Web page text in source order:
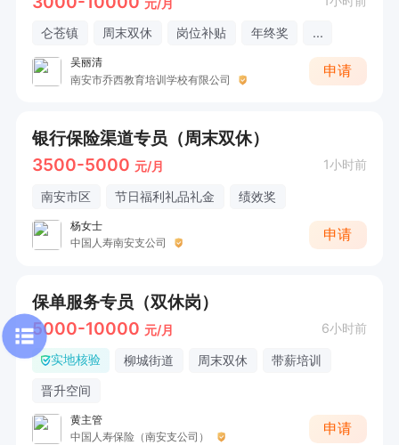
仑苍镇 周末双休 岗位补贴 年终奖 ...
吴丽清
南安市乔西教育培训学校有限公司
申请
银行保险渠道专员（周末双休）
3500-5000 元/月 1小时前
南安市区 节日福利礼品礼金 绩效奖
杨女士
中国人寿南安支公司
申请
保单服务专员（双休岗）
5000-10000 元/月 6小时前
实地核验 柳城街道 周末双休
带薪培训
晋升空间
黄主管
中国人寿保险（南安支公司）
申请